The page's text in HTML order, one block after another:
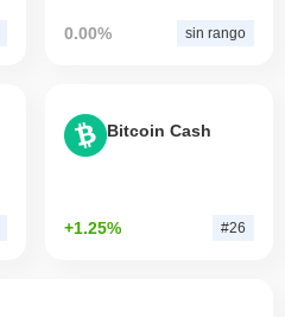
0.00% sin rango
Bitcoin Cash
+1.25% #26